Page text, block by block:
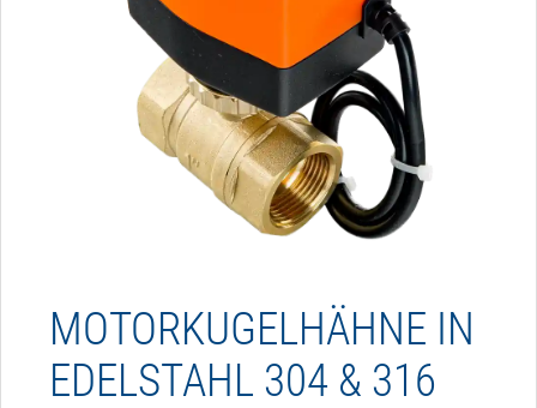
MOTORKUGELHÄHNE IN
EDELSTAHL 304 & 316